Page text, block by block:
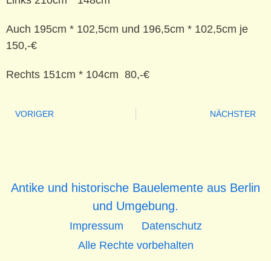
Auch 195cm * 102,5cm und 196,5cm * 102,5cm je
150,-€
Rechts 151cm * 104cm 80,-€
VORIGER NÄCHSTER
Antike und historische Bauelemente aus Berlin
und Umgebung.
Impressum
Datenschutz
Alle Rechte vorbehalten